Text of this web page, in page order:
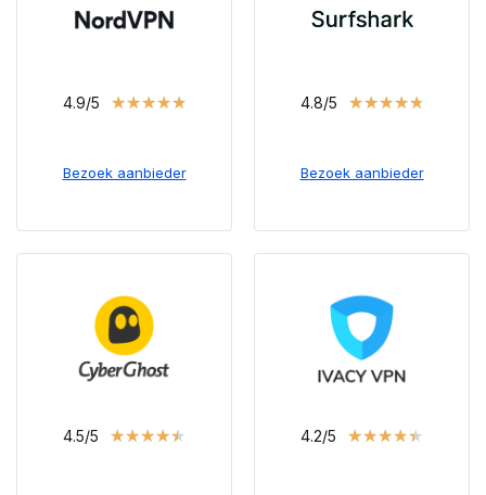
4.9/5 ★★★★★
Bezoek aanbieder
4.8/5 ★★★★★
Bezoek aanbieder
4.5/5 ★★★★★ 4.2/5 ★★★★★